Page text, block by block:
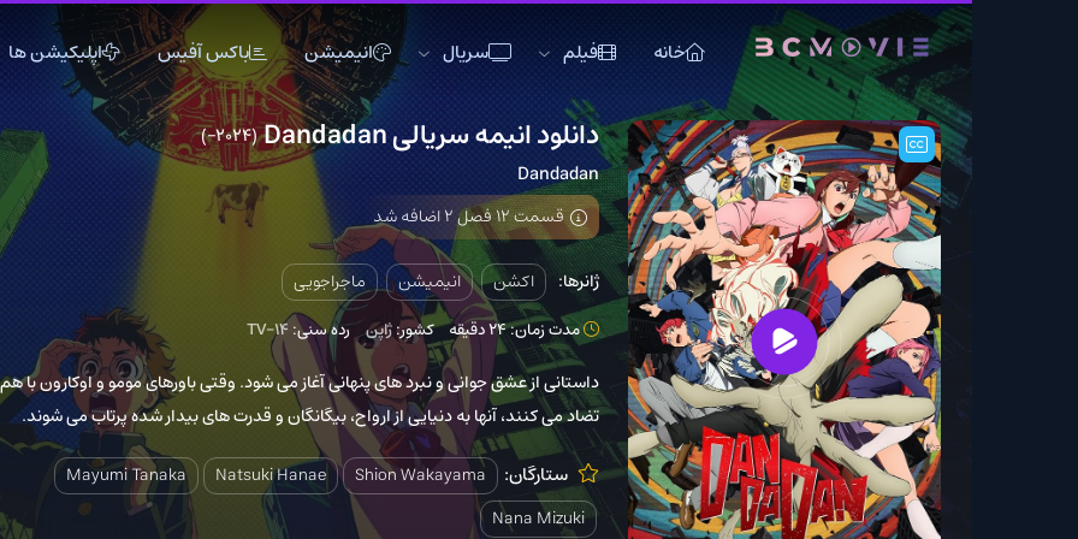
خانه فیلم
اکشن انیمیشن
تاریخی تاک شو
جنگی خانوادگی
دلهره آور
عاشقانه
فانتزی کمدی
ماجراجویی
مستند
موزیک
موزیکال
ورزشی
وسترن
سریال
اکشن
تاریخی
جنگی
موزیک
انیمیشن باکس آفیس اپلیکیشن ها
دانلود انیمه سریالی Dandadan (2024–)
Dandadan
قسمت 12 فصل 2 اضافه شد
ژانرها: اکشن انیمیشن ماجراجویی
مدت زمان: 24 دقیقه کشور:ژاپن رده سنی:TV-14
داستانی از عشق جوانی و نبرد های پنهانی آغاز می شود. وقتی باورهای مومو و اوکارون با هم
تضاد می کنند، آنها به دنیایی از ارواح، بیگانگان و قدرت های بیدار شده پرتاب می شوند.
ستارگان: Shion Wakayama
Natsuki Hanae
Mayumi Tanaka
Nana Mizuki